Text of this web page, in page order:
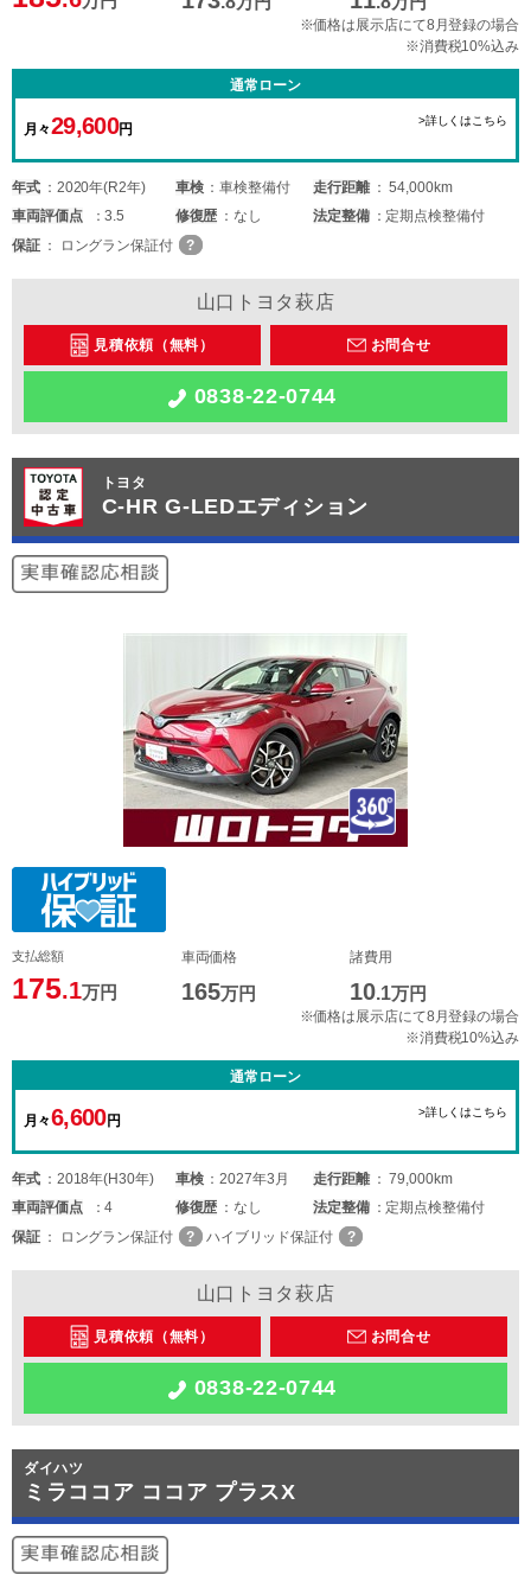
※価格は展示店にて8月登録の場合
※消費税10%込み
通常ローン
月々29,600円
>詳しくはこちら
年式 2020年(R2年) 車検 車検整備付 走行距離
54,000km
車両評価点 3.5 修復歴 なし 法定整備
定期点検整備付
保証
ロングラン保証付
山口トヨタ萩店
見積依頼（無料） お問合せ
0838-22-0744
トヨタ
C-HR G-LEDエディション
支払総額
175.1万円
車両価格
165万円
諸費用
10.1万円
※価格は展示店にて8月登録の場合
※消費税10%込み
通常ローン
月々6,600円
>詳しくはこちら
年式 2018年(H30年) 車検 2027年3月 走行距離
79,000km
車両評価点 4 修復歴 なし 法定整備
定期点検整備付
保証
ロングラン保証付 ハイブリッド保証付
山口トヨタ萩店
見積依頼（無料） お問合せ
0838-22-0744
ダイハツ
ミラココア ココア プラスX